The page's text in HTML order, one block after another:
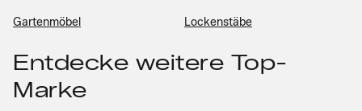
Gartenmöbel Lockenstäbe
Entdecke weitere Top-
Marke